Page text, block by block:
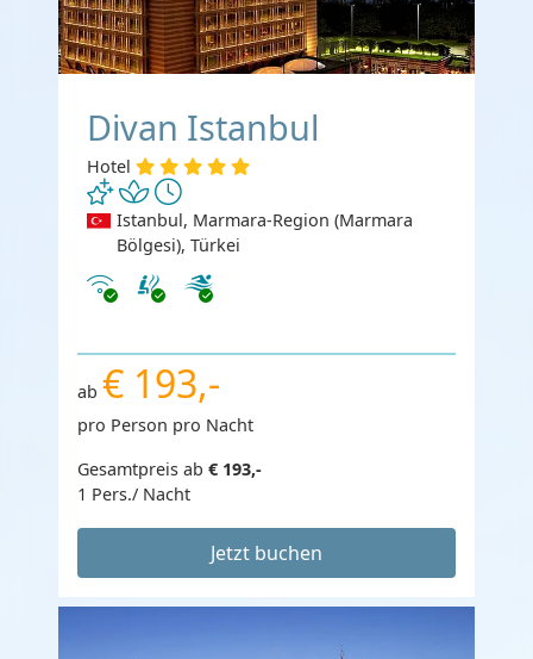
Divan Istanbul
Hotel
Istanbul, Marmara-Region (Marmara
Bölgesi), Türkei
Internet
ab € 193,-
pro Person pro Nacht
Gesamtpreis ab € 193,-
1 Pers./ Nacht
Jetzt buchen